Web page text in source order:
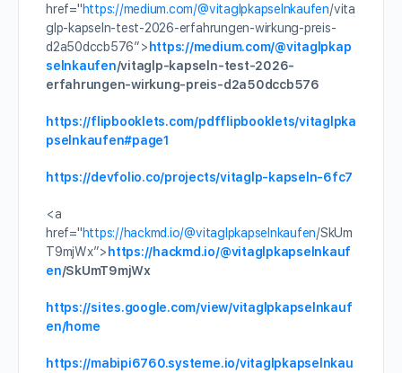
href="https://medium.com/@vitaglpkapselnkaufen/vita
glp-kapseln-test-2026-erfahrungen-wirkung-preis-
d2a50dccb576″> https://medium.com/@vitaglpkap
selnkaufen/vitaglp-kapseln-test-2026-
erfahrungen-wirkung-preis-d2a50dccb576
https://flipbooklets.com/pdfflipbooklets/vitaglpka
pselnkaufen#page1
https://devfolio.co/projects/vitaglp-kapseln-6fc7
<a
href="https://hackmd.io/@vitaglpkapselnkaufen/SkUm
T9mjWx”> https://hackmd.io/@vitaglpkapselnkauf
en/SkUmT9mjWx
https://sites.google.com/view/vitaglpkapselnkauf
en/home
https://mabipi6760.systeme.io/vitaglpkapselnkau